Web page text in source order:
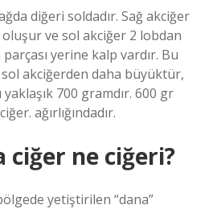
diğeri soldadır. Sağ akciğer
ve sol akciğer 2 lobdan
yerine kalp vardır. Bu
akciğerden daha büyüktür,
yaklaşık 700 gramdır. 600 gr
ağırlığındadır.
ciğer ne ciğeri?
yetiştirilen “dana”